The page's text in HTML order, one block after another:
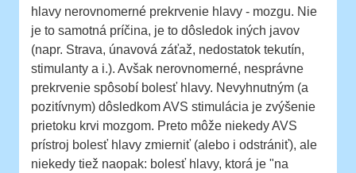
hlavy nerovnomerné prekrvenie hlavy - mozgu. Nie
je to samotná príčina, je to dôsledok iných javov
(napr. Strava, únavová záťaž, nedostatok tekutín,
stimulanty a i.). Avšak nerovnomerné, nesprávne
prekrvenie spôsobí bolesť hlavy. Nevyhnutným (a
pozitívnym) dôsledkom AVS stimulácia je zvýšenie
prietoku krvi mozgom. Preto môže niekedy AVS
prístroj bolesť hlavy zmierniť (alebo i odstrániť), ale
niekedy tiež naopak: bolesť hlavy, ktorá je "na